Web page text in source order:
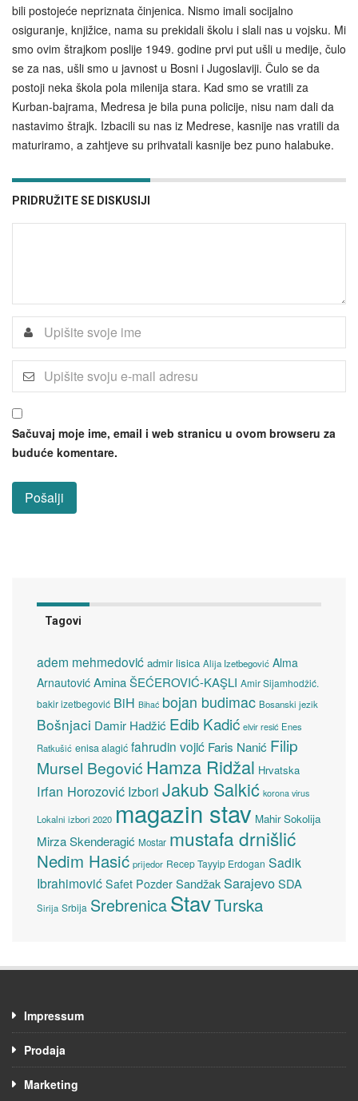
bili postojeće nepriznata činjenica. Nismo imali socijalno
osiguranje, knjižice, nama su prekidali školu i slali nas u vojsku. Mi
smo ovim štrajkom poslije 1949. godine prvi put ušli u medije, čulo
se za nas, ušli smo u javnost u Bosni i Jugoslaviji. Čulo se da
postoji neka škola pola milenija stara. Kad smo se vratili za
Kurban-bajrama, Medresa je bila puna policije, nisu nam dali da
nastavimo štrajk. Izbacili su nas iz Medrese, kasnije nas vratili da
maturiramo, a zahtjeve su prihvatali kasnije bez puno halabuke.
PRIDRUŽITE SE DISKUSIJI
Sačuvaj moje ime, email i web stranicu u ovom browseru za
buduće komentare.
Tagovi
adem mehmedović admir lisica Alija Izetbegović Alma
Arnautović Amina ŠEĆEROVIĆ-KAŞLI Amir Sijamhodžić.
bakir izetbegović BiH Bihać bojan budimac Bosanski jezik
Bošnjaci Damir Hadžić Edib Kadić elvir resić Enes
Ratkušić enisa alagić fahrudin vojić Faris Nanić Filip
Mursel Begović Hamza Ridžal Hrvatska
Irfan Horozović Izbori Jakub Salkić korona virus
Lokalni izbori 2020 magazin stav Mahir Sokolija
Mirza Skenderagić Mostar mustafa drnišlić
Nedim Hasić prijedor Recep Tayyip Erdogan Sadik
Ibrahimović Safet Pozder SandžakSarajevoSDA
Sirija Srbija SrebrenicaStavTurska
Impressum
Prodaja
Marketing